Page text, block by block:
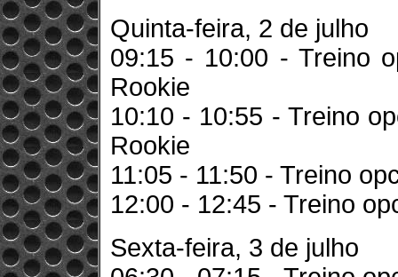
Quinta-feira, 2 de julho
09:15 - 10:00 - Treino
Rookie
10:10 - 10:55 - Treino
Rookie
11:05 - 11:50 - Treino
12:00 - 12:45 - Treino
Sexta-feira, 3 de julho